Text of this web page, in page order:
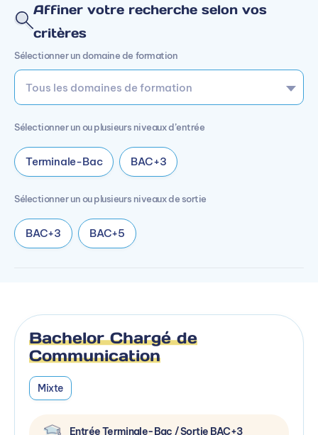
Affiner votre recherche selon vos
critères
Sélectionner un domaine de formation
Sélectionner un ou plusieurs niveaux d’entrée
Terminale-Bac BAC+3
Sélectionner un ou plusieurs niveaux de sortie
BAC+3 BAC+5
Bachelor Chargé de
Communication
Mixte
Entrée Terminale-Bac / Sortie BAC+3